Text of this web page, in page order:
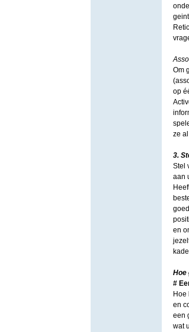
Om
op
ze
3.
Stel
aan
en
Hoe
#
Hoe
en
een
wat